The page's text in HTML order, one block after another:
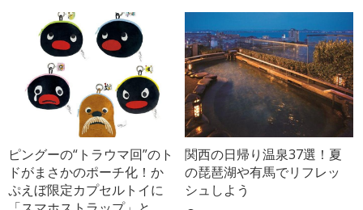
ピングーの“トラウマ回”のト
ドがまさかのポーチ化！か
ぷえぼ限定カプセルトイに
関西の日帰り温泉37選！夏
の琵琶湖や有馬でリフレッ
シュしよう